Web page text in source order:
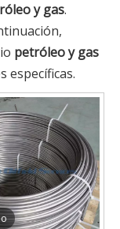
y gas.
petróleo y gas
específicas.